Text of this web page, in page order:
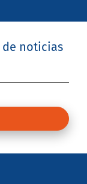
noticias